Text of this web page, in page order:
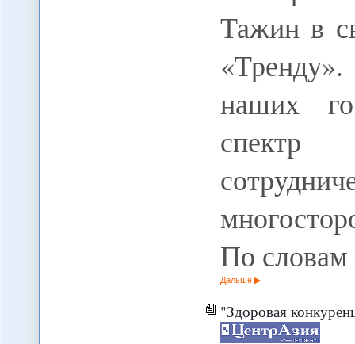
Тажин в
наших
спектр
По
Дальше
"Здоровая